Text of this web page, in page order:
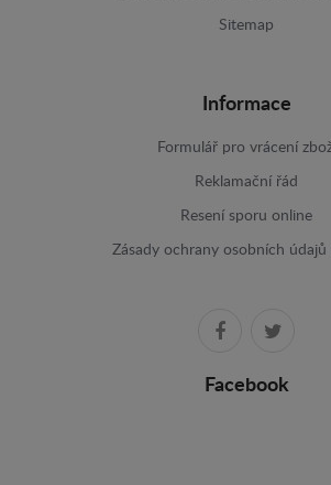
Sitemap
Informace
Formulář pro vrácení
Reklamační řád
Resení sporu online
Zásady ochrany osobních údajů
Facebook